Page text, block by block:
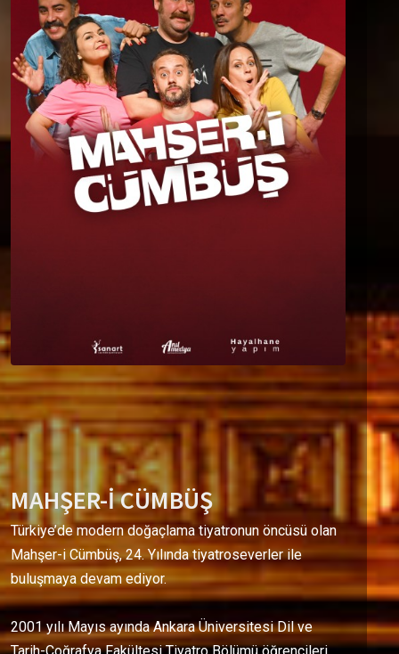
MAHŞER-İ CÜMBÜŞ
Türkiye’de modern doğaçlama tiyatronun öncüsü olan
Mahşer-i Cümbüş, 24. Yılında tiyatroseverler ile
buluşmaya devam ediyor.
2001 yılı Mayıs ayında Ankara Üniversitesi Dil ve